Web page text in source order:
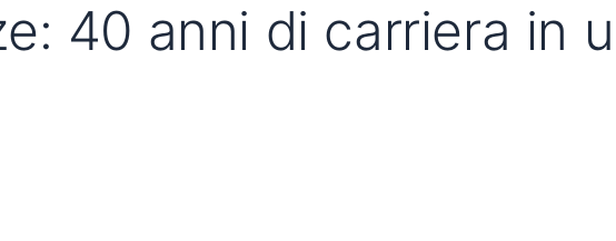
40 anni di carriera in